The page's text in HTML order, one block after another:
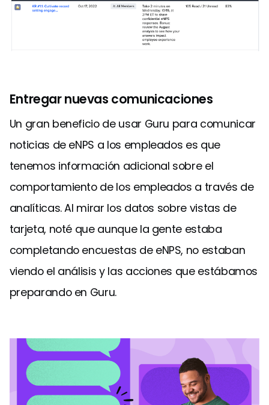
Entregar nuevas comunicaciones
Un gran beneficio de usar Guru para comunicar
noticias de eNPS a los empleados es que
tenemos información adicional sobre el
comportamiento de los empleados a través de
analíticas. Al mirar los datos sobre vistas de
tarjeta, noté que aunque la gente estaba
completando encuestas de eNPS, no estaban
viendo el análisis y las acciones que estábamos
preparando en Guru.